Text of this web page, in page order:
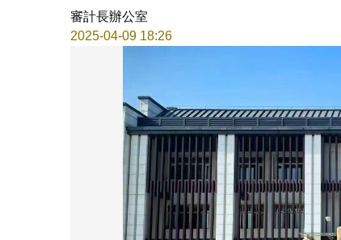
審計長辦公室
2025-04-09 18:26